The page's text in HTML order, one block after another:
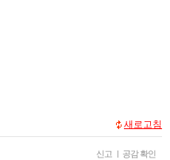
새로고침
신고 공감 확인